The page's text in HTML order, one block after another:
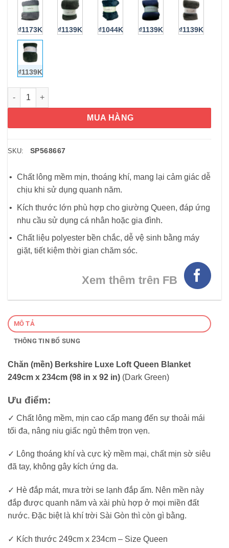
₫1173K ₫1139K ₫1044K ₫1139K ₫1139K
₫1139K
Chăn (mền) Berkshire Luxe Loft Queen Blanket 249cm x
MUA HÀNG
SKU: SP568667
Chất lông mềm mịn, thoáng khí, mang lại cảm giác dễ
chịu khi sử dụng quanh năm.
Kích thước lớn phù hợp cho giường Queen, đáp ứng
nhu cầu sử dụng cá nhân hoặc gia đình.
Chất liệu polyester bền chắc, dễ vệ sinh bằng máy
giặt, tiết kiệm thời gian chăm sóc.
Xem thêm trên FB
MÔ TẢ
THÔNG TIN BỔ SUNG
Chăn (mền) Berkshire Luxe Loft Queen Blanket
249cm x 234cm (98 in x 92 in) (Dark Green)
Ưu điểm:
✓ Chất lông mềm, mịn cao cấp mang đến sự thoải mái
tối đa, nâng niu giấc ngủ thêm trọn vẹn.
✓ Lông thoáng khí và cực kỳ mềm mại, chất mịn sờ siêu
đã tay, không gây kích ứng da.
✓ Hè đắp mát, mưa trời se lạnh đắp ấm. Nên mền này
đắp được quanh năm và xài phù hợp ở mọi miền đất
nước. Đặc biệt là khí trời Sài Gòn thì còn gì bằng.
✓ Kích thước 249cm x 234cm – Size Queen